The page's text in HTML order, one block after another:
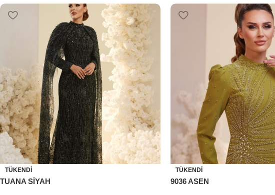
TÜKENDI
TUANA SİYAH
TÜKENDI
9036 ASEN